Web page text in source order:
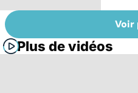
Voir
Plus de vidéos